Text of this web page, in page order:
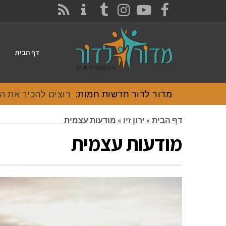
FACEBOOK
YOUTUBE
INSTAGRAM
TUMBLR
דף הבית
מדור לדור חדשות חמות: רוצים להכיר את
דף הבית » ירון זיו » מודעות עצמית
מודעות עצמית